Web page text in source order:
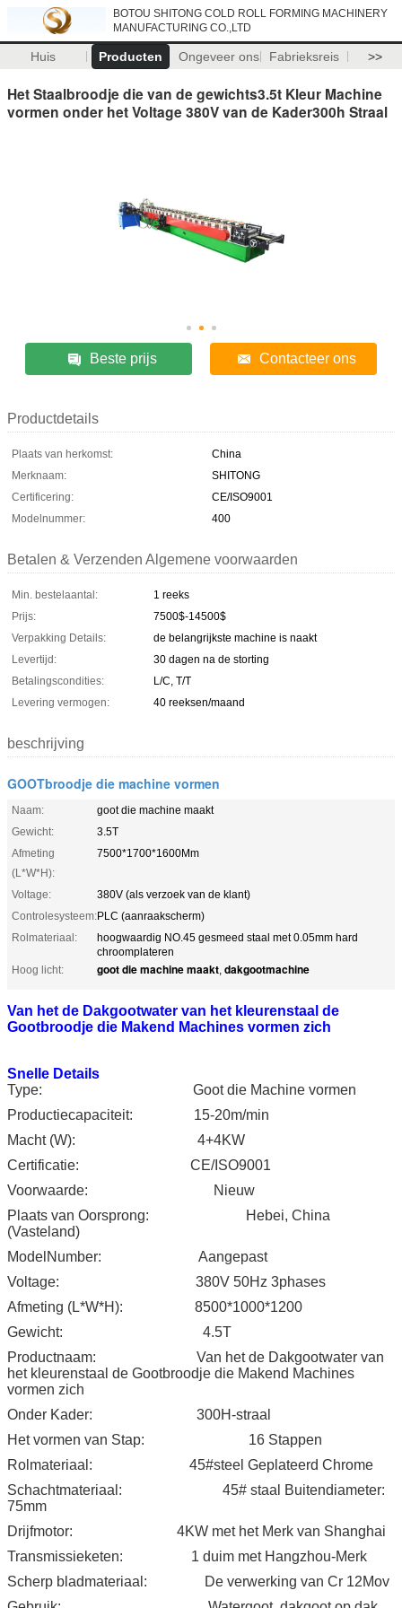
BOTOU SHITONG COLD ROLL FORMING MACHINERY
MANUFACTURING CO.,LTD
Huis Producten Ongeveer ons Fabrieksreis >>
Het Staalbroodje die van de gewichts3.5t Kleur Machine
vormen onder het Voltage 380V van de Kader300h Straal
Beste prijs Contacteer ons
Productdetails
Plaats van herkomst:
China
Merknaam:
SHITONG
Certificering:
CE/ISO9001
Modelnummer:
400
Betalen & Verzenden Algemene voorwaarden
Min. bestelaantal:
1 reeks
Prijs:
7500$-14500$
Verpakking Details:
de belangrijkste machine is naakt
Levertijd:
30 dagen na de storting
Betalingscondities:
L/C, T/T
Levering vermogen:
40 reeksen/maand
beschrijving
GOOTbroodje die machine vormen
Naam:
goot die machine maakt
Gewicht:
3.5T
Afmeting
(L*W*H):
7500*1700*1600Mm
Voltage:
380V (als verzoek van de klant)
Controlesysteem:PLC (aanraakscherm)
Rolmateriaal:
hoogwaardig NO.45 gesmeed staal met 0.05mm hard
chroomplateren
Hoog licht:
goot die machine maakt, dakgootmachine
Van het de Dakgootwater van het kleurenstaal de
Gootbroodje die Makend Machines vormen zich
Snelle Details
Type:
Goot die Machine vormen
Productiecapaciteit: 15-20m/min
Macht (W):
4+4KW
Certificatie: CE/ISO9001
Voorwaarde:
Nieuw
Plaats van Oorsprong:
Hebei, China
(Vasteland)
ModelNumber: Aangepast
Voltage:
380V 50Hz 3phases
Afmeting (L*W*H):
8500*1000*1200
Gewicht: 4.5T
Productnaam:
Van het de Dakgootwater van
het kleurenstaal de Gootbroodje die Makend Machines
vormen zich
Onder Kader:
300H-straal
Het vormen van Stap:
16 Stappen
Rolmateriaal: 45#steel Geplateerd Chrome
Schachtmateriaal:
45# staal Buitendiameter:
75mm
Drijfmotor:
4KW met het Merk van Shanghai
Transmissieketen: 1 duim met Hangzhou-Merk
Scherp bladmateriaal:
De verwerking van Cr 12Mov